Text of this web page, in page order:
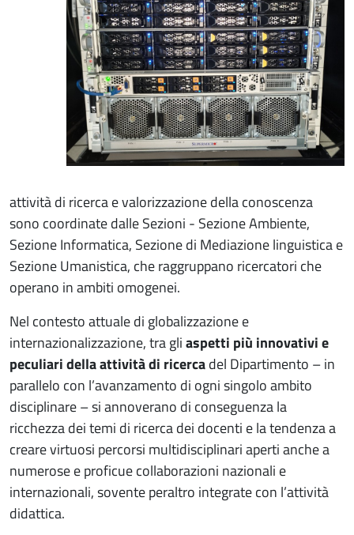
attività di ricerca e valorizzazione della conoscenza
sono coordinate dalle Sezioni - Sezione Ambiente,
Sezione Informatica, Sezione di Mediazione linguistica e
Sezione Umanistica, che raggruppano ricercatori che
operano in ambiti omogenei.
Nel contesto attuale di globalizzazione e
internazionalizzazione, tra gliaspetti più innovativi e
peculiari della attività di ricercadel Dipartimento – in
parallelo con l’avanzamento di ogni singolo ambito
disciplinare – si annoverano di conseguenza la
ricchezza dei temi di ricerca dei docenti e la tendenza a
creare virtuosi percorsi multidisciplinari aperti anche a
numerose e proficue collaborazioni nazionali e
internazionali, sovente peraltro integrate con l’attività
didattica.